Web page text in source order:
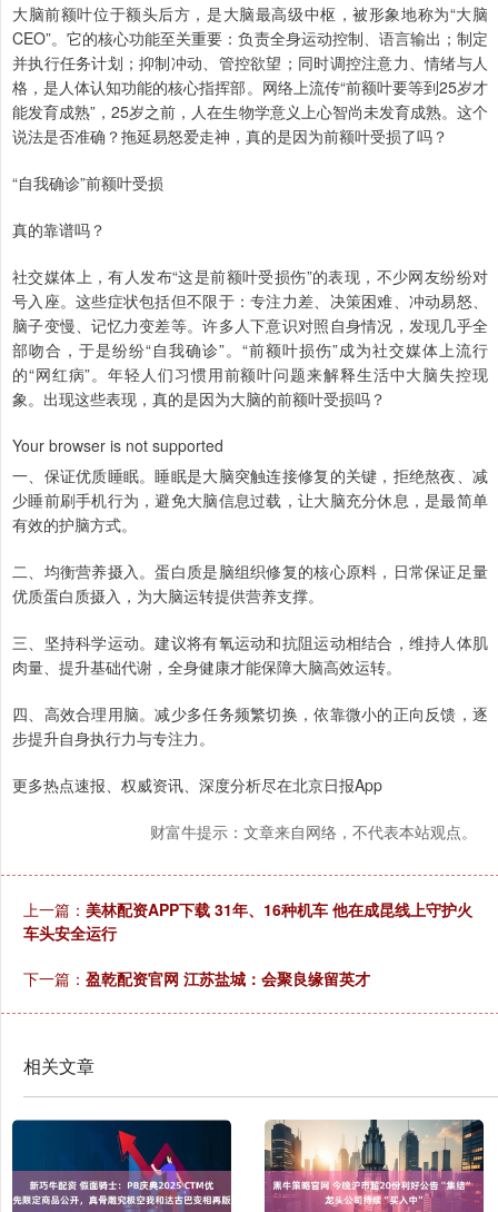
大脑前额叶位于额头后方，是大脑最高级中枢，被形象地称为“大脑
CEO”。它的核心功能至关重要：负责全身运动控制、语言输出；制定
并执行任务计划；抑制冲动、管控欲望；同时调控注意力、情绪与人
格，是人体认知功能的核心指挥部。网络上流传“前额叶要等到25岁才
能发育成熟”，25岁之前，人在生物学意义上心智尚未发育成熟。这个
说法是否准确？拖延易怒爱走神，真的是因为前额叶受损了吗？
“自我确诊”前额叶受损
真的靠谱吗？
社交媒体上，有人发布“这是前额叶受损伤”的表现，不少网友纷纷对
号入座。这些症状包括但不限于：专注力差、决策困难、冲动易怒、
脑子变慢、记忆力变差等。许多人下意识对照自身情况，发现几乎全
部吻合，于是纷纷“自我确诊”。“前额叶损伤”成为社交媒体上流行
的“网红病”。年轻人们习惯用前额叶问题来解释生活中大脑失控现
象。出现这些表现，真的是因为大脑的前额叶受损吗？
Your browser is not supported
一、保证优质睡眠。睡眠是大脑突触连接修复的关键，拒绝熬夜、减
少睡前刷手机行为，避免大脑信息过载，让大脑充分休息，是最简单
有效的护脑方式。
二、均衡营养摄入。蛋白质是脑组织修复的核心原料，日常保证足量
优质蛋白质摄入，为大脑运转提供营养支撑。
三、坚持科学运动。建议将有氧运动和抗阻运动相结合，维持人体肌
肉量、提升基础代谢，全身健康才能保障大脑高效运转。
四、高效合理用脑。减少多任务频繁切换，依靠微小的正向反馈，逐
步提升自身执行力与专注力。
更多热点速报、权威资讯、深度分析尽在北京日报App
财富牛提示：文章来自网络，不代表本站观点。
上一篇： 美林配资APP下载 31年、16种机车 他在成昆线上守护火
车头安全运行
下一篇： 盈乾配资官网 江苏盐城：会聚良缘留英才
相关文章